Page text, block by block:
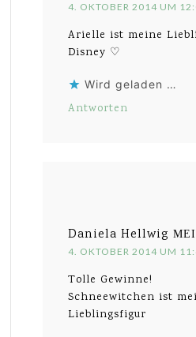
4. OKTOBER 2014 UM
Arielle ist meine
Disney ♡
Wird geladen …
Antworten
Daniela Hellwig
4. OKTOBER 2014 UM
Tolle Gewinne!
Schneewitchen ist
Lieblingsfigur